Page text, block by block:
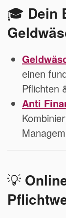
🎓 Dein
einen
Pflichten
Anti
💡